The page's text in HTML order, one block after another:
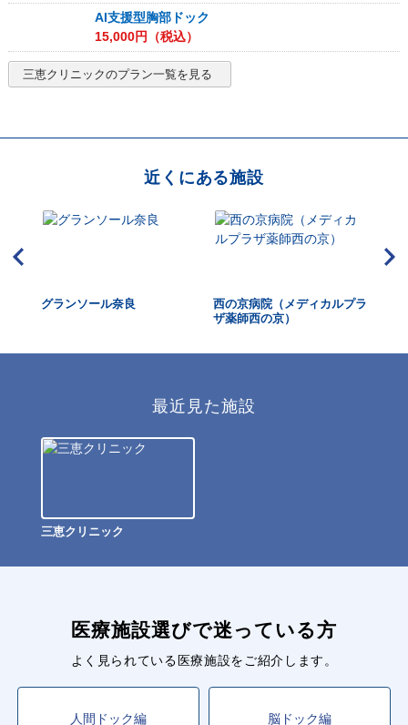
AI支援型胸部ドック
15,000円（税込）
三恵クリニックのプラン一覧を見る
近くにある施設
グランソール奈良
西の京病院（メディカルプラ
ザ薬師西の京）
最近見た施設
三恵クリニック
医療施設選びで迷っている方
よく見られている医療施設をご紹介します。
人間ドック編 脳ドック編